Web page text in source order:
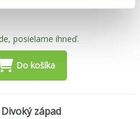
nezdaroch. Bola to...Zobraziť
posielame ihneď.
Do košíka
západ